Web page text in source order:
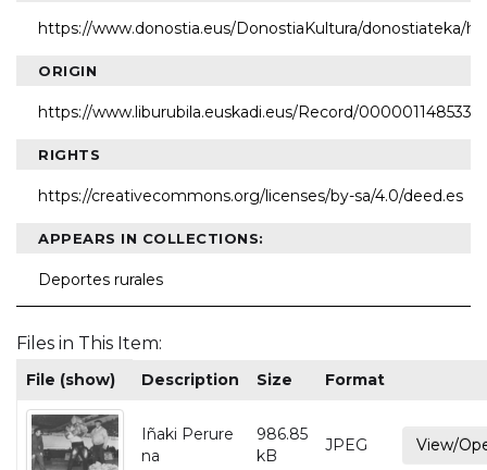
https://www.donostia.eus/DonostiaKultura/donostiateka/
ORIGIN
https://www.liburubila.euskadi.eus/Record/000001148533
RIGHTS
https://creativecommons.org/licenses/by-sa/4.0/deed.es
APPEARS IN COLLECTIONS:
Deportes rurales
Files in This Item:
File (show) Description Size Format
Iñaki Perure
na
986.85
kB
JPEG View/